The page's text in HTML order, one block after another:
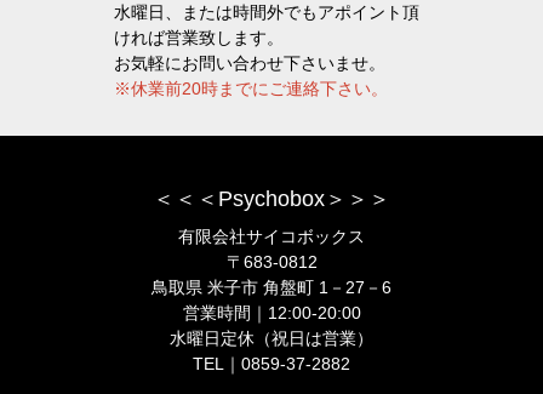
水曜日、または時間外でもアポイント頂
ければ営業致します。
お気軽にお問い合わせ下さいませ。
※休業前20時までにご連絡下さい。
＜＜＜Psychobox＞＞＞
有限会社サイコボックス
〒683-0812
鳥取県 米子市 角盤町 1－27－6
営業時間｜12:00-20:00
水曜日定休（祝日は営業）
TEL｜0859-37-2882